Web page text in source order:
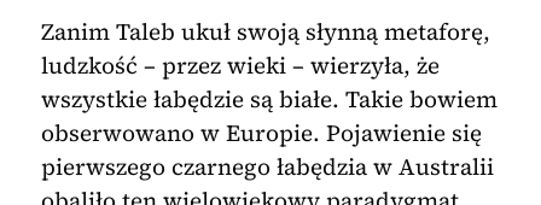
Zanim Taleb ukuł swoją słynną metaforę,
ludzkość – przez wieki – wierzyła, że
wszystkie łabędzie są białe. Takie bowiem
obserwowano w Europie. Pojawienie się
pierwszego czarnego łabędzia w Australii